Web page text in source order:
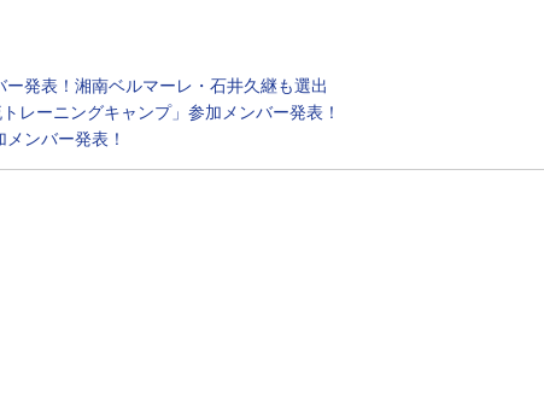
発表！湘南ベルマーレ・石井久継も選出
レーニングキャンプ」参加メンバー発表！
ンバー発表！